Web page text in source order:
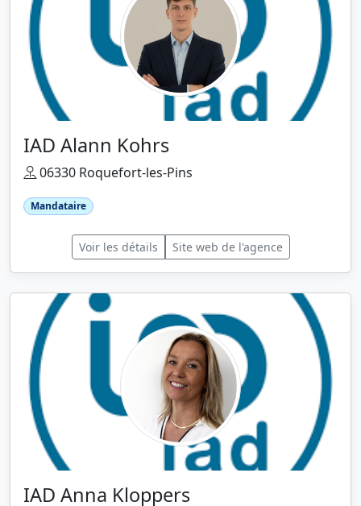
IAD Alann Kohrs
06330 Roquefort-les-Pins
Mandataire
Voir les détails Site web de l'agence
IAD Anna Kloppers